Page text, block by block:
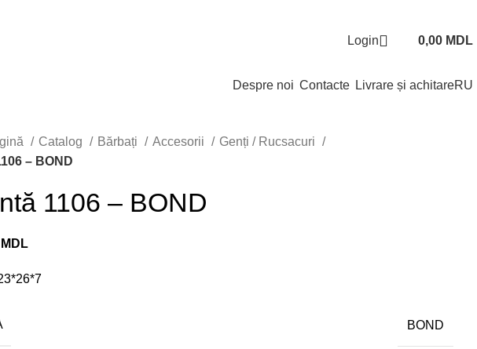
Login 0,00 MDL
Despre noi Contacte Livrare și achitareRU
Catalog Bărbați Accesorii
Genți / Rucsacuri
– BOND
1106 – BOND
MDL
BOND